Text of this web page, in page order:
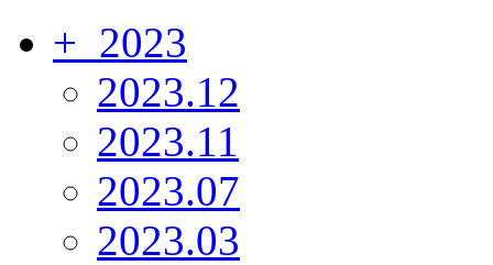
+ 2023
2023.12
2023.11
2023.07
2023.03